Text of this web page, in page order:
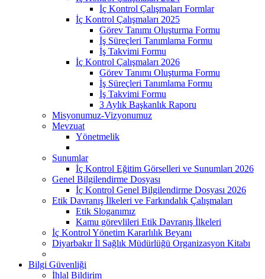
İç Kontrol Çalışmaları Formlar
İç Kontrol Çalışmaları 2025
Görev Tanımı Oluşturma Formu
İş Süreçleri Tanımlama Formu
İş Takvimi Formu
İç Kontrol Çalışmaları 2026
Görev Tanımı Oluşturma Formu
İş Süreçleri Tanımlama Formu
İş Takvimi Formu
3 Aylık Başkanlık Raporu
Misyonumuz-Vizyonumuz
Mevzuat
Yönetmelik
Sunumlar
İç Kontrol Eğitim Görselleri ve Sunumları 2026
Genel Bilgilendirme Dosyası
İç Kontrol Genel Bilgilendirme Dosyası 2026
Etik Davranış İlkeleri ve Farkındalık Çalışmaları
Etik Sloganımız
Kamu görevlileri Etik Davranış İlkeleri
İç Kontrol Yönetim Kararlılık Beyanı
Diyarbakır İl Sağlık Müdürlüğü Organizasyon Kitabı
Bilgi Güvenliği
İhlal Bildirim